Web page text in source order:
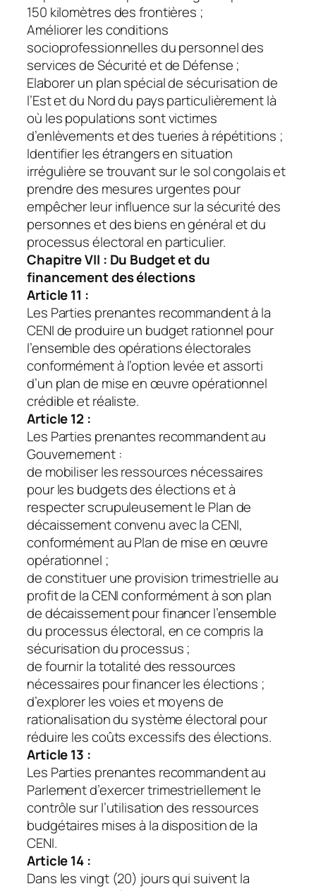
150 kilomètres des frontières ;
Améliorer les conditions
socioprofessionnelles du personnel des
services de Sécurité et de Défense ;
Elaborer un plan spécial de sécurisation de
l’Est et du Nord du pays particulièrement là
où les populations sont victimes
d’enlèvements et des tueries à répétitions ;
Identifier les étrangers en situation
irrégulière se trouvant sur le sol congolais et
prendre des mesures urgentes pour
empêcher leur influence sur la sécurité des
personnes et des biens en général et du
processus électoral en particulier.
Chapitre VII : Du Budget et du
financement des élections
Article 11 :
Les Parties prenantes recommandent à la
CENI de produire un budget rationnel pour
l’ensemble des opérations électorales
conformément à l’option levée et assorti
d’un plan de mise en œuvre opérationnel
crédible et réaliste.
Article 12 :
Les Parties prenantes recommandent au
Gouvernement :
de mobiliser les ressources nécessaires
pour les budgets des élections et à
respecter scrupuleusement le Plan de
décaissement convenu avec la CENI,
conformément au Plan de mise en œuvre
opérationnel ;
de constituer une provision trimestrielle au
profit de la CENI conformément à son plan
de décaissement pour financer l’ensemble
du processus électoral, en ce compris la
sécurisation du processus ;
de fournir la totalité des ressources
nécessaires pour financer les élections ;
d’explorer les voies et moyens de
rationalisation du système électoral pour
réduire les coûts excessifs des élections.
Article 13 :
Les Parties prenantes recommandent au
Parlement d’exercer trimestriellement le
contrôle sur l’utilisation des ressources
budgétaires mises à la disposition de la
CENI.
Article 14 :
Dans les vingt (20) jours qui suivent la